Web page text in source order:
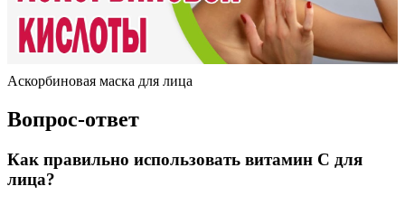
Аскорбиновая маска для лица
Вопрос-ответ
Как правильно использовать витамин С для
лица?